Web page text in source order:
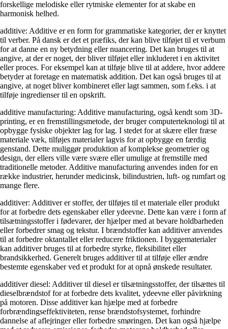
forskellige melodiske eller rytmiske elementer for at skabe en
harmonisk helhed.
additive: Additive er en form for grammatiske kategorier, der er knyttet
til verber. På dansk er det et præfiks, der kan blive tilføjet til et verbum
for at danne en ny betydning eller nuancering. Det kan bruges til at
angive, at der er noget, der bliver tilføjet eller inkluderet i en aktivitet
eller proces. For eksempel kan at tilføje blive til at addere, hvor addere
betyder at foretage en matematisk addition. Det kan også bruges til at
angive, at noget bliver kombineret eller lagt sammen, som f.eks. i at
tilføje ingredienser til en opskrift.
additive manufacturing: Additive manufacturing, også kendt som 3D-
printing, er en fremstillingsmetode, der bruger computerteknologi til at
opbygge fysiske objekter lag for lag. I stedet for at skære eller fræse
materiale væk, tilføjes materialer lagvis for at opbygge en færdig
genstand. Dette muliggør produktion af komplekse geometrier og
design, der ellers ville være svære eller umulige at fremstille med
traditionelle metoder. Additive manufacturing anvendes inden for en
række industrier, herunder medicinsk, bilindustrien, luft- og rumfart og
mange flere.
additiver: Additiver er stoffer, der tilføjes til et materiale eller produkt
for at forbedre dets egenskaber eller ydeevne. Dette kan være i form af
tilsætningsstoffer i fødevarer, der hjælper med at bevare holdbarheden
eller forbedrer smag og tekstur. I brændstoffer kan additiver anvendes
til at forbedre oktantallet eller reducere friktionen. I byggematerialer
kan additiver bruges til at forbedre styrke, fleksibilitet eller
brandsikkerhed. Generelt bruges additiver til at tilføje eller ændre
bestemte egenskaber ved et produkt for at opnå ønskede resultater.
additiver diesel: Additiver til diesel er tilsætningsstoffer, der tilsættes til
dieselbrændstof for at forbedre dets kvalitet, ydeevne eller påvirkning
på motoren. Disse additiver kan hjælpe med at forbedre
forbrændingseffektiviteten, rense brændstofsystemet, forhindre
dannelse af aflejringer eller forbedre smøringen. Det kan også hjælpe